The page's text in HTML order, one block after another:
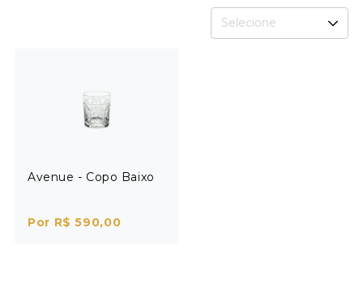
Selecione
Avenue - Copo Baixo
Por R$ 590,00